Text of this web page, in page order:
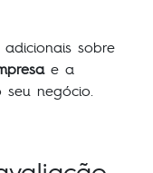
sobre
e a
negócio.